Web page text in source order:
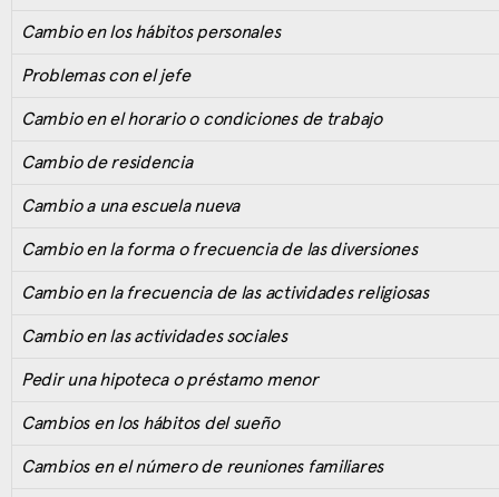
Cambio en los hábitos personales
Problemas con el jefe
Cambio en el horario o condiciones de trabajo
Cambio de residencia
Cambio a una escuela nueva
Cambio en la forma o frecuencia de las diversiones
Cambio en la frecuencia de las actividades religiosas
Cambio en las actividades sociales
Pedir una hipoteca o préstamo menor
Cambios en los hábitos del sueño
Cambios en el número de reuniones familiares